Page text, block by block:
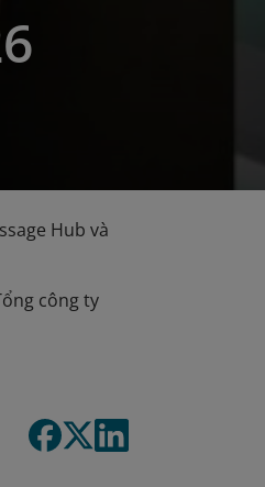
Hub và
công ty